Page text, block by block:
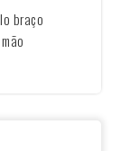
braço